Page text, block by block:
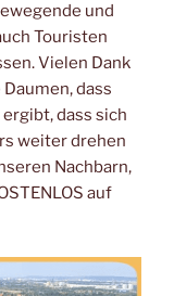
und
Touristen
Vielen Dank
dass
dass sich
weiter drehen
Nachbarn,
auf